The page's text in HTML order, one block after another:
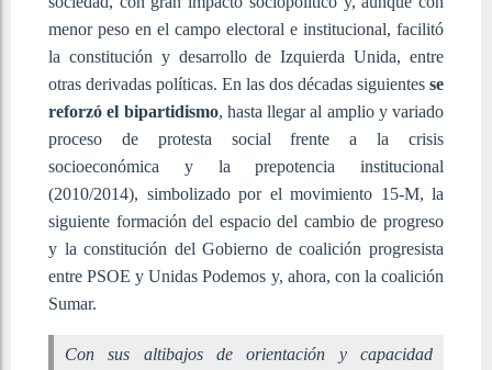
menor peso en el campo electoral e institucional, facilitó
la constitución y desarrollo de Izquierda Unida, entre
otras derivadas políticas. En las dos décadas siguientes se
reforzó el bipartidismo, hasta llegar al amplio y variado
proceso de protesta social frente a la crisis
socioeconómica y la prepotencia institucional
(2010/2014), simbolizado por el movimiento 15-M, la
siguiente formación del espacio del cambio de progreso
y la constitución del Gobierno de coalición progresista
entre PSOE y Unidas Podemos y, ahora, con la coalición
Sumar.
Con sus altibajos de orientación y capacidad